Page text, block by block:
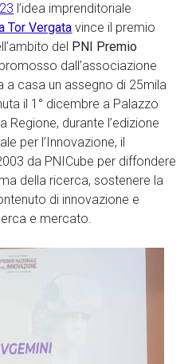
l’idea imprenditoriale
Tor Vergata vince il premio
del PNI Premio
promosso dall’associazione
a casa un assegno di 25mila
il 1° dicembre a Palazzo
Regione, durante l’edizione
per l’Innovazione, il
da PNICube per diffondere
della ricerca, sostenere la
di innovazione e
e mercato.